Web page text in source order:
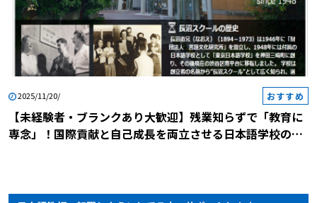
2025/11/20/ おすすめ
【未経験者・ブランクあり大歓迎】残業知らずで「教育に
専念」！国際貢献と自己成長を両立させる日本語学校の説